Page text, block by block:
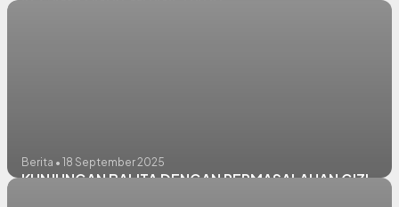
Berita • 18 September 2025
KUNJUNGAN BALITA DENGAN PERMASALAHAN GIZI